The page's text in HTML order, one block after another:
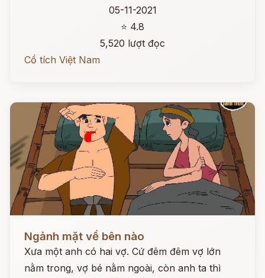
05-11-2021
⭐ 4.8
5,520 lượt đọc
Cổ tích Việt Nam
Ngảnh mặt về bên nào
Xưa một anh có hai vợ. Cứ đêm đêm vợ lớn
nằm trong, vợ bé nằm ngoài, còn anh ta thì